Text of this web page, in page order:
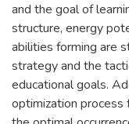
and the goal of
structure, energy
abilities forming are
strategy and the
educational goals.
optimization